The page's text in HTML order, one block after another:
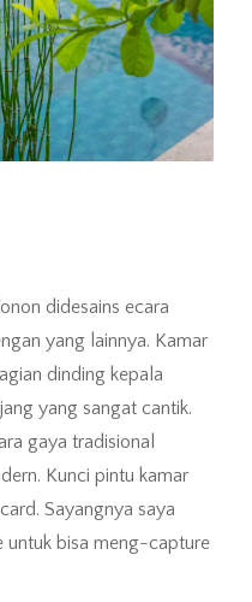
didesains ecara
yang lainnya. Kamar
dinding kepala
yang sangat cantik.
gaya tradisional
Kunci pintu kamar
Sayangnya saya
untuk bisa meng-capture